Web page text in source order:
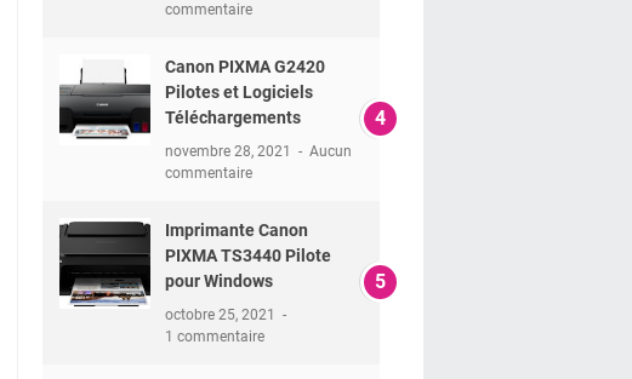
commentaire
Canon PIXMA G2420
Pilotes et Logiciels
Téléchargements
novembre 28, 2021
Aucun
commentaire
Imprimante Canon
PIXMA TS3440 Pilote
pour Windows
octobre 25, 2021
1 commentaire